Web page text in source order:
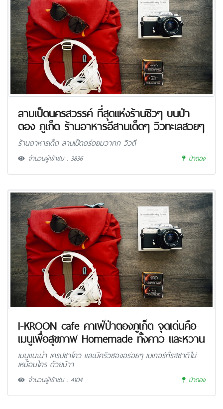
ลาบเป็ดนครสวรรค์ ที่สุดแห่งร้านชิวๆ บนป่า
ตอง ภูเก็ต ร้านอาหารอีสานเด็ดๆ วิวทะเลสวยๆ
ร้านอาหารเด็ด ลาบเป็ดอร่อยมวากก วิวดี
จำนวนผู้เข้าชม : 3836 ป่าตอง
I-KROON cafe คาเฟ่ป่าตองภูเก็ต จุดเด่นคือ
เมนูเพื่อสุขภาพ Homemade ทั้งคาว และหวาน
เมนูแนะนำ เครปชาโคว และมีครัวซองอร่อยๆ เบเกอร์ที่รสชาติไม่
เหมือนใคร ด้วยน้าา
จำนวนผู้เข้าชม : 4104 ป่าตอง